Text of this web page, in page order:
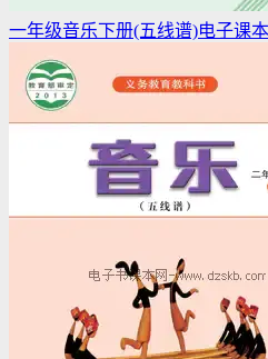
一年级音乐下册(五线谱)电子课